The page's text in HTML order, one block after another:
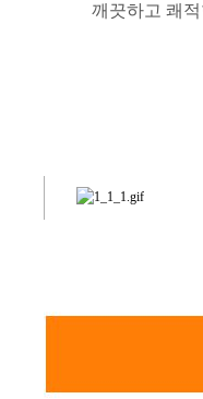
깨끗하고 쾌